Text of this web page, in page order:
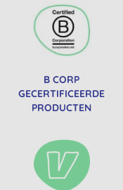
B CORP
GECERTIFICEERDE
PRODUCTEN